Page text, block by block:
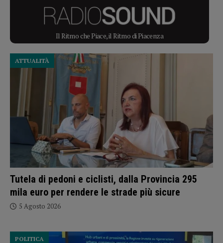
Il Ritmo che Piace, il Ritmo di Piacenza
Tutela di pedoni e ciclisti, dalla Provincia 295
mila euro per rendere le strade più sicure
ATTUALITÀ
5 Agosto 2026
POLITICA